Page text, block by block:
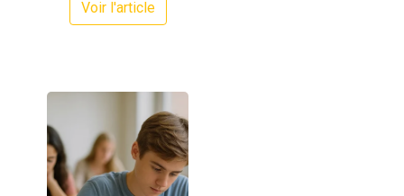
Voir l'article